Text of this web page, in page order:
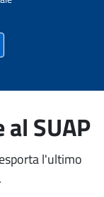
SUAP
l'ultimo